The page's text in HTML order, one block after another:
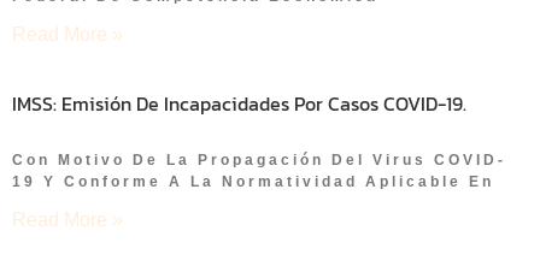
Read More »
IMSS: Emisión De Incapacidades Por Casos COVID-19.
Con Motivo De La Propagación Del Virus COVID-
19 Y Conforme A La Normatividad Aplicable En
Read More »